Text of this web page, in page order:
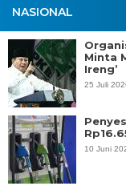
NASIONAL
Minta
Ireng’
25 Juli
10 Juni